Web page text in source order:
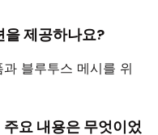
을 제공하나요?
블루투스 메시를 위
요 내용은 무엇이었